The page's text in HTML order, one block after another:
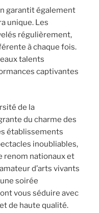
garantit également
unique. Les
régulièrement,
à chaque fois.
talents
captivantes
de la
du charme des
établissements
inoubliables,
renom nationaux et
d’arts vivants
soirée
vous séduire avec
de haute qualité.